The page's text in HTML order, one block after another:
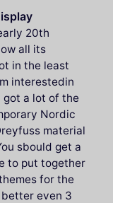
20th
all its
in the least
interestedin
got a lot of the
Nordic
material
sbould get a
to put together
for the
even 3